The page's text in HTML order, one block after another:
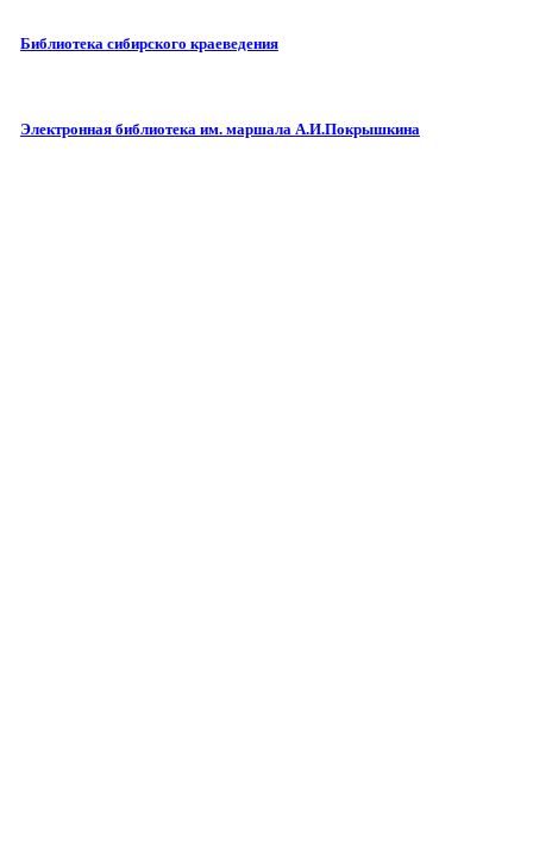
Библиотека сибирского краеведения
Электронная библиотека им. маршала А.И.Покрышкина